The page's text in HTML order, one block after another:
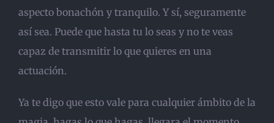
aspecto bonachón y tranquilo. Y sí, seguramente
así sea. Puede que hasta tu lo seas y no te veas
capaz de transmitir lo que quieres en una
actuación.
Ya te digo que esto vale para cualquier ámbito de la